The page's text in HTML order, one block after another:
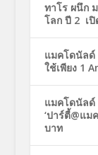
ทาโร ผนึก
โลก ปี 2 เปิ
แมคโดนัลด์
ใช้เพียง 1
แมคโดนัลด์
‘ปาร์ตี้@แม
บาท